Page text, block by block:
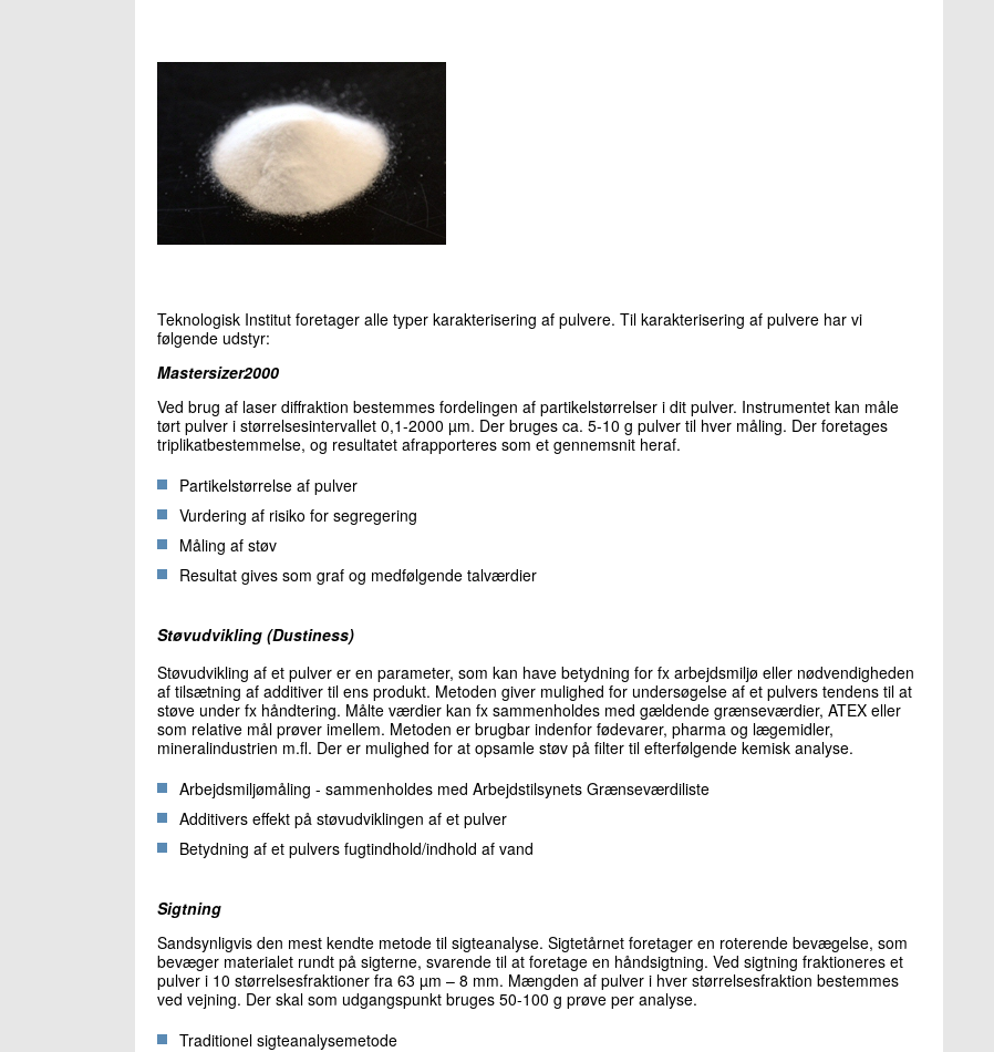
Teknologisk Institut foretager alle typer karakterisering af pulvere. Til karakterisering af pulvere har vi
følgende udstyr:
Mastersizer2000
Ved brug af laser diffraktion bestemmes fordelingen af partikelstørrelser i dit pulver. Instrumentet kan måle
tørt pulver i størrelsesintervallet 0,1-2000 µm. Der bruges ca. 5-10 g pulver til hver måling. Der foretages
triplikatbestemmelse, og resultatet afrapporteres som et gennemsnit heraf.
Partikelstørrelse af pulver
Vurdering af risiko for segregering
Måling af støv
Resultat gives som graf og medfølgende talværdier
Støvudvikling (Dustiness)
Støvudvikling af et pulver er en parameter, som kan have betydning for fx arbejdsmiljø eller nødvendigheden
af tilsætning af additiver til ens produkt. Metoden giver mulighed for undersøgelse af et pulvers tendens til at
støve under fx håndtering. Målte værdier kan fx sammenholdes med gældende grænseværdier, ATEX eller
som relative mål prøver imellem. Metoden er brugbar indenfor fødevarer, pharma og lægemidler,
mineralindustrien m.fl. Der er mulighed for at opsamle støv på filter til efterfølgende kemisk analyse.
Arbejdsmiljømåling - sammenholdes med Arbejdstilsynets Grænseværdiliste
Additivers effekt på støvudviklingen af et pulver
Betydning af et pulvers fugtindhold/indhold af vand
Sigtning
Sandsynligvis den mest kendte metode til sigteanalyse. Sigtetårnet foretager en roterende bevægelse, som
bevæger materialet rundt på sigterne, svarende til at foretage en håndsigtning. Ved sigtning fraktioneres et
pulver i 10 størrelsesfraktioner fra 63 µm – 8 mm. Mængden af pulver i hver størrelsesfraktion bestemmes
ved vejning. Der skal som udgangspunkt bruges 50-100 g prøve per analyse.
Traditionel sigteanalysemetode